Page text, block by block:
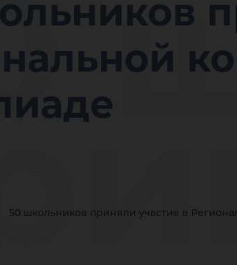
50 школьников приняли участие в